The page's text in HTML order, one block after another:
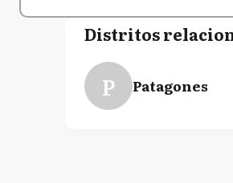
Distritos
P Patagones